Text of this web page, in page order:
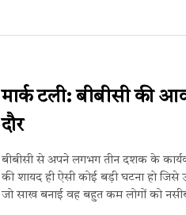
मार्क टली: बीबीसी की
दौर
बीबीसी से अपने लगभग तीन दशक के
की शायद ही ऐसी कोई बड़ी घटना हो जिसे
जो साख बनाई वह बहुत कम लोगों को नसीब